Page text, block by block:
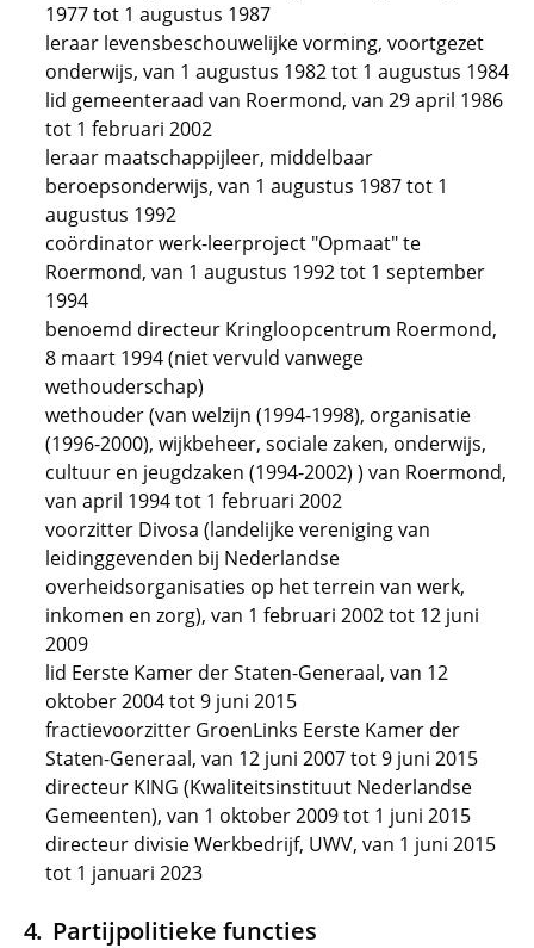
1977 tot 1 augustus 1987
leraar levensbeschouwelijke vorming, voortgezet
onderwijs, van 1 augustus 1982 tot 1 augustus 1984
lid gemeenteraad van Roermond, van 29 april 1986
tot 1 februari 2002
leraar maatschappijleer, middelbaar
beroepsonderwijs, van 1 augustus 1987 tot 1
augustus 1992
coördinator werk-leerproject "Opmaat" te
Roermond, van 1 augustus 1992 tot 1 september
1994
benoemd directeur Kringloopcentrum Roermond,
8 maart 1994 (niet vervuld vanwege
wethouderschap)
wethouder (van welzijn (1994-1998), organisatie
(1996-2000), wijkbeheer, sociale zaken, onderwijs,
cultuur en jeugdzaken (1994-2002) ) van Roermond,
van april 1994 tot 1 februari 2002
voorzitter Divosa (landelijke vereniging van
leidinggevenden bij Nederlandse
overheidsorganisaties op het terrein van werk,
inkomen en zorg), van 1 februari 2002 tot 12 juni
2009
lid Eerste Kamer der Staten-Generaal, van 12
oktober 2004 tot 9 juni 2015
fractievoorzitter GroenLinks Eerste Kamer der
Staten-Generaal, van 12 juni 2007 tot 9 juni 2015
directeur KING (Kwaliteitsinstituut Nederlandse
Gemeenten), van 1 oktober 2009 tot 1 juni 2015
directeur divisie Werkbedrijf, UWV, van 1 juni 2015
tot 1 januari 2023
Partijpolitieke functies